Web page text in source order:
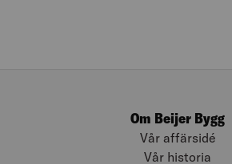
Om Beijer Bygg
Vår affärsidé
Vår historia